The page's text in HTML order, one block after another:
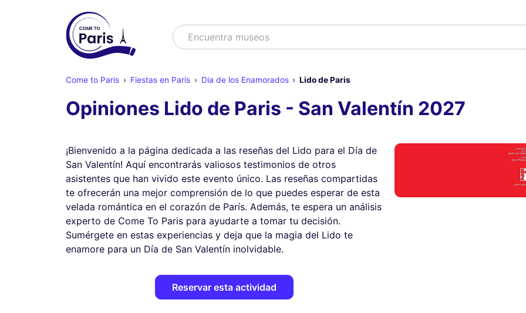
BuscarEncuentra mus
Come to Paris Fiestas en París Dia de los Enamorados Lido de Paris
Opiniones Lido de Paris - San Valentín 2027
¡Bienvenido a la página dedicada a las reseñas del Lido para el Día de
San Valentín! Aquí encontrarás valiosos testimonios de otros
asistentes que han vivido este evento único. Las reseñas compartidas
te ofrecerán una mejor comprensión de lo que puedes esperar de esta
velada romántica en el corazón de París. Además, te espera un análisis
experto de Come To Paris para ayudarte a tomar tu decisión.
Sumérgete en estas experiencias y deja que la magia del Lido te
enamore para un Día de San Valentín inolvidable.
Reservar esta actividad